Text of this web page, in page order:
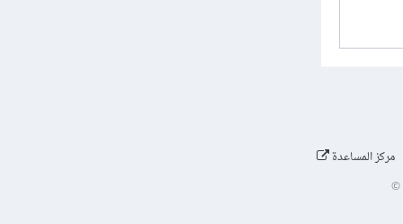
مركز المساعدة
©